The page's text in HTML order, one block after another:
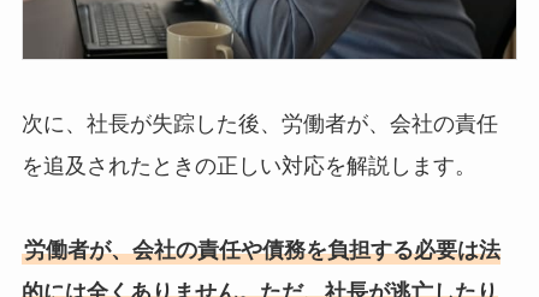
次に、社長が失踪した後、労働者が、会社の責任
を追及されたときの正しい対応を解説します。
労働者が、会社の責任や債務を負担する必要は法